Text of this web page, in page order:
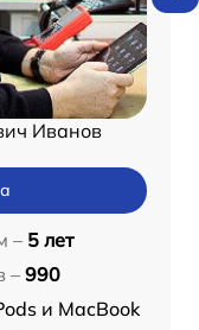
Иванов
– 5 лет
– 990
и MacBook